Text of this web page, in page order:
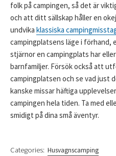
folk på campingen, så det är
och att ditt sällskap håller en
undvika klassiska
campingplatsens läge i förhand,
stjärnor en campingplats har
barnfamiljer. Försök också att
campingplatsen och se vad just
kanske missar häftiga
campingen hela tiden. Ta med
smidigt på dina små äventyr.
Categories: Husvagnscamping